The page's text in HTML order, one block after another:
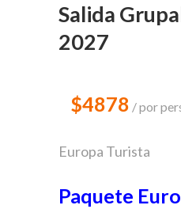
Salida
2027
$4878 por
Europa Turista
Paquete